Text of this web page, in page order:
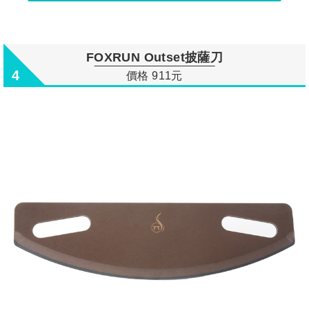
4
FOXRUN Outset披薩刀
價格 911元